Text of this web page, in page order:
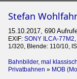
Stefan
15.10.2017, 690
EXIF: SONY ILCA-77M2
1/320, Blende: 110/10,
Bahnbilder, mal
Privatbahnen » MOB